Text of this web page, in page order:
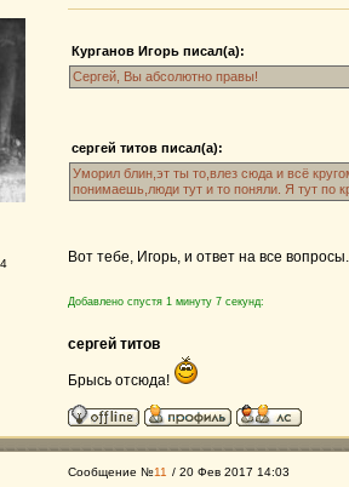
Курганов Игорь писал(а):
Сергей, Вы абсолютно правы!
сергей титов писал(а):
Уморил блин,эт ты то,влез сюда и всё
понимаешь,люди тут и то поняли. Я тут по
Вот тебе, Игорь, и ответ на все вопросы.
Добавлено спустя 1 минуту 7 секунд:
сергей титов
Брысь отсюда!
Сообщение №11 / 20 Фев 2017 14:03